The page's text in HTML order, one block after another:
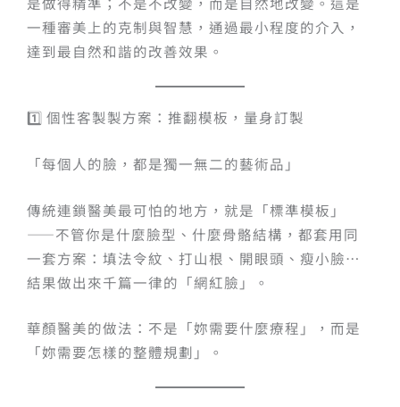
一種審美上的克制與智慧，通過最小程度的介入，
達到最自然和諧的改善效果。
1️⃣ 個性客製製方案：推翻模板，量身訂製
「每個人的臉，都是獨一無二的藝術品」
傳統連鎖醫美最可怕的地方，就是「標準模板」
——不管你是什麼臉型、什麼骨骼結構，都套用同
一套方案：填法令紋、打山根、開眼頭、瘦小臉⋯
結果做出來千篇一律的「網紅臉」。
華顏醫美的做法：不是「妳需要什麼療程」，而是
「妳需要怎樣的整體規劃」。